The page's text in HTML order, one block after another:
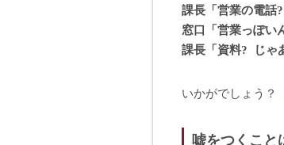
課長「営業の電話?
窓口「営業っぽい
課長「資料? じゃ
いかがでしょう？
嘘をつくこと